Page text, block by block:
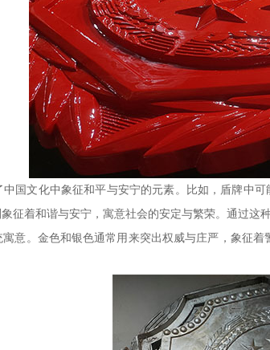
国文化中象征和平与安宁的元素。比如，盾牌中
征着和谐与安宁，寓意社会的安定与繁荣。通过这
意。金色和银色通常用来突出权威与庄严，象征